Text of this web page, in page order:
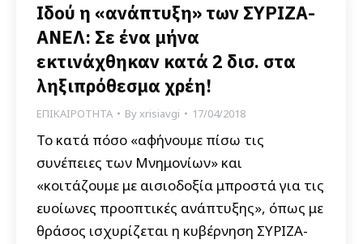
Ιδού η «ανάπτυξη» των ΣΥΡΙΖΑ-
ΑΝΕΛ: Σε ένα μήνα
εκτινάχθηκαν κατά 2 δισ. στα
ληξιπρόθεσμα χρέη!
ΕΠΙΚΑΙΡΟΤΗΤΑ Byxrisiavgi 17/04/2018
Το κατά πόσο «αφήνουμε πίσω τις
συνέπειες των Μνημονίων» και
«κοιτάζουμε με αισιοδοξία μπροστά για τις
ευοίωνες προοπτικές ανάπτυξης», όπως με
θράσος ισχυρίζεται η κυβέρνηση ΣΥΡΙΖΑ-